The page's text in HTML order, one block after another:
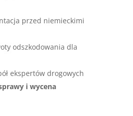
przed niemieckimi
odszkodowania dla
ekspertów drogowych
i wycena